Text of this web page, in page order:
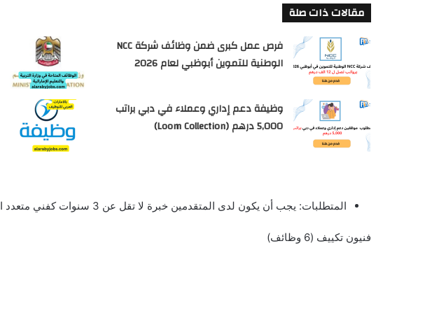
مقالات ذات صلة
فرص عمل كبرى ضمن وظائف شركة NCC
الوطنية للتموين أبوظبي لعام 2026
وظيفة دعم إداري وعملاء في دبي براتب
5,000 درهم (Loom Collection)
المتطلبات: يجب أن يكون لدى المتقدمين خبرة لا تقل عن 3 سنوات كفني متعدد التخصصات في مجال صيانة المنشآت.
فنيون تكييف (6 وظائف)